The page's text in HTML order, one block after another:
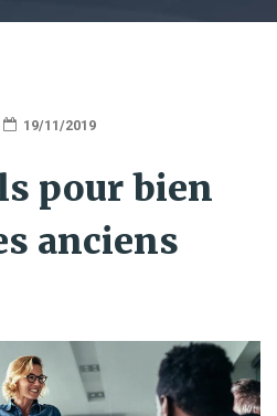
19/11/2019
pour bien
anciens